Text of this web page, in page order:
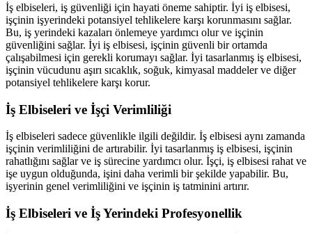
İş elbiseleri, iş güvenliği için hayati öneme sahiptir. İyi iş elbisesi,
işçinin işyerindeki potansiyel tehlikelere karşı korunmasını sağlar.
Bu, iş yerindeki kazaları önlemeye yardımcı olur ve işçinin
güvenliğini sağlar. İyi iş elbisesi, işçinin güvenli bir ortamda
çalışabilmesi için gerekli korumayı sağlar. İyi tasarlanmış iş elbisesi,
işçinin vücudunu aşırı sıcaklık, soğuk, kimyasal maddeler ve diğer
potansiyel tehlikelere karşı korur.
İş Elbiseleri ve İşçi Verimliliği
İş elbiseleri sadece güvenlikle ilgili değildir. İş elbisesi aynı zamanda
işçinin verimliliğini de artırabilir. İyi tasarlanmış iş elbisesi, işçinin
rahatlığını sağlar ve iş sürecine yardımcı olur. İşçi, iş elbisesi rahat ve
işe uygun olduğunda, işini daha verimli bir şekilde yapabilir. Bu,
işyerinin genel verimliliğini ve işçinin iş tatminini artırır.
İş Elbiseleri ve İş Yerindeki Profesyonellik